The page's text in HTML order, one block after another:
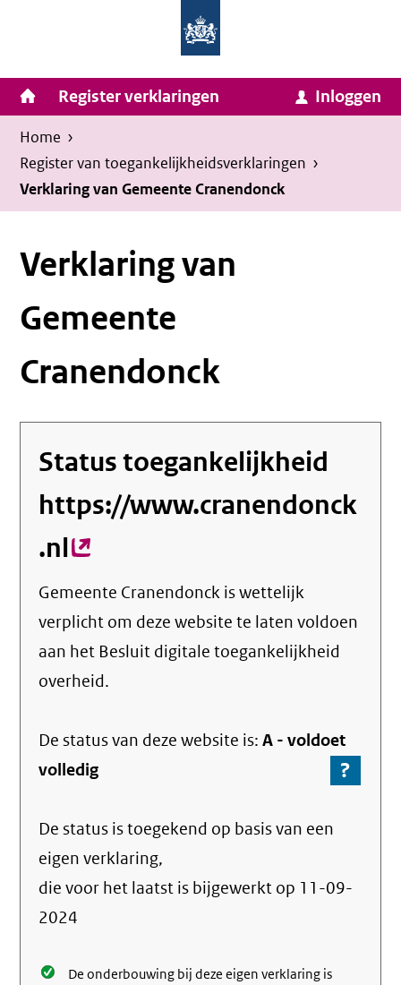
inhoud
van
Zaken
en
Koninkrijksrelaties
Homepage
van
Invulassistent
Toegankelijkheidsverklaring
Toegankelijkheidsverklaring
Hoofdnavigatie
Register verklaringen Inloggen
Kruimelpad
U
bevindt
zich
hier:
Home ›
Register van toegankelijkheids­verklaringen ›
Verklaring van Gemeente Cranendonck
Verklaring van
Gemeente
Cranendonck
Status toegankelijkheid
https://www.cranendonck
.nl(externe
link)
Gemeente Cranendonck is wettelijk
verplicht om deze website te laten voldoen
aan het Besluit digitale toegankelijkheid
overheid.
De status van dezewebsite is:A -voldoet
volledig
?
Ga
over
De status is toegekend op basis van een
eigen verklaring,
die voor het laatst is bijgewerkt op 11-09-
2024
De onderbouwing bij deze eigen verklaring is